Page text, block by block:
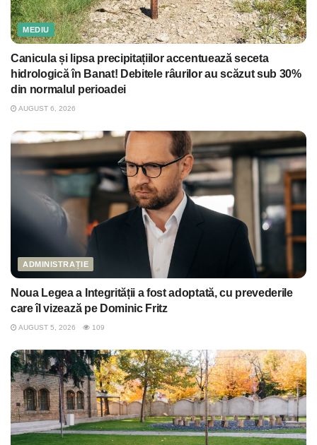
MEDIU
Canicula și lipsa precipitațiilor accentuează seceta
hidrologică în Banat! Debitele râurilor au scăzut sub 30%
din normalul perioadei
AUGUST 6, 2026
ADMINISTRAȚIE
Noua Legea a Integrității a fost adoptată, cu prevederile
care îl vizează pe Dominic Fritz
AUGUST 5, 2026 109